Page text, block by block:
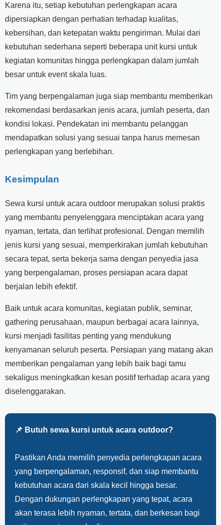
Karena itu, setiap kebutuhan perlengkapan acara
dipersiapkan dengan perhatian terhadap kualitas,
kebersihan, dan ketepatan waktu pengiriman. Mulai dari
kebutuhan sederhana seperti beberapa unit kursi untuk
kegiatan komunitas hingga perlengkapan dalam jumlah
besar untuk event skala luas.
Tim yang berpengalaman juga siap membantu memberikan
rekomendasi berdasarkan jenis acara, jumlah peserta, dan
kondisi lokasi. Pendekatan ini membantu pelanggan
mendapatkan solusi yang sesuai tanpa harus memesan
perlengkapan yang berlebihan.
Kesimpulan
Sewa kursi untuk acara outdoor merupakan solusi praktis
yang membantu penyelenggara menciptakan acara yang
nyaman, tertata, dan terlihat profesional. Dengan memilih
jenis kursi yang sesuai, memperkirakan jumlah kebutuhan
secara tepat, serta bekerja sama dengan penyedia jasa
yang berpengalaman, proses persiapan acara dapat
berjalan lebih efektif.
Baik untuk acara komunitas, kegiatan publik, seminar,
gathering perusahaan, maupun berbagai acara lainnya,
kursi menjadi fasilitas penting yang mendukung
kenyamanan seluruh peserta. Persiapan yang matang akan
memberikan pengalaman yang lebih baik bagi tamu
sekaligus meningkatkan kesan positif terhadap acara yang
diselenggarakan.
📌 Butuh sewa kursi untuk acara outdoor?
Pastikan Anda memilih penyedia perlengkapan acara
yang berpengalaman, responsif, dan siap membantu
kebutuhan acara dari skala kecil hingga besar.
Dengan dukungan perlengkapan yang tepat, acara
akan terasa lebih nyaman, tertata, dan berkesan bagi